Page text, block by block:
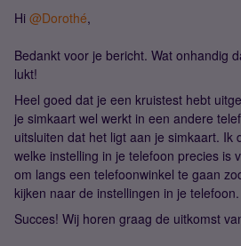
Hi ​ @Dorothé,
Bedankt voor je bericht. Wat onhandig
lukt!
Heel goed dat je een kruistest hebt
je simkaart wel werkt in een andere
uitsluiten dat het ligt aan je simkaart. Ik
welke instelling in je telefoon precies is
om langs een telefoonwinkel te gaan
kijken naar de instellingen in je telefoon.
Succes! Wij horen graag de uitkomst